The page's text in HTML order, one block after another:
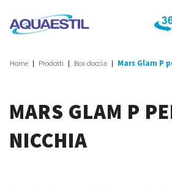
Home Prodotti Box doccia Mars Glam P
MARS GLAM P
NICCHIA